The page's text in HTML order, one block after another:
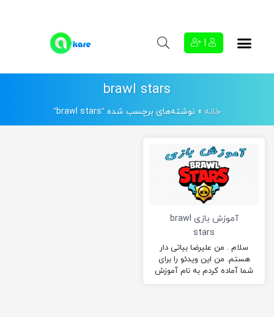
brawl stars
خانه » نوشته‌های برچسب شده “brawl stars”
آموزش بازی brawl
stars
سلام . من علیرضا بیاتی دار
هستم. من این ویدئو را برای
شما آماده کردم به نام آموزش